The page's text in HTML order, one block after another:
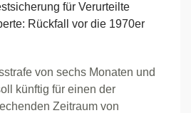
für Verurteilte
Rückfall vor die 1970er
von sechs Monaten und
künftig für einen der
Zeitraum von